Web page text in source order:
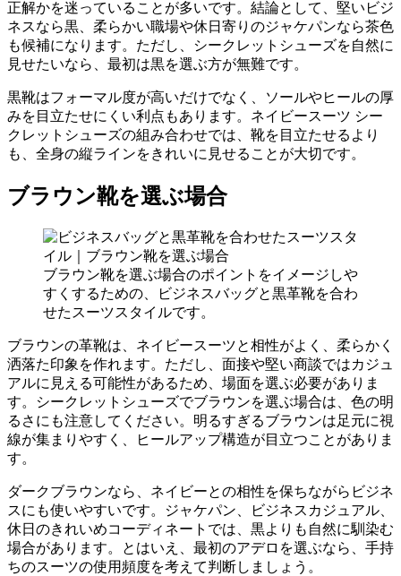
正解かを迷っていることが多いです。結論として、堅いビジ
ネスなら黒、柔らかい職場や休日寄りのジャケパンなら茶色
も候補になります。ただし、シークレットシューズを自然に
見せたいなら、最初は黒を選ぶ方が無難です。
黒靴はフォーマル度が高いだけでなく、ソールやヒールの厚
みを目立たせにくい利点もあります。ネイビースーツ シー
クレットシューズの組み合わせでは、靴を目立たせるより
も、全身の縦ラインをきれいに見せることが大切です。
ブラウン靴を選ぶ場合
ブラウン靴を選ぶ場合のポイントをイメージしや
すくするための、ビジネスバッグと黒革靴を合わ
せたスーツスタイルです。
ブラウンの革靴は、ネイビースーツと相性がよく、柔らかく
洒落た印象を作れます。ただし、面接や堅い商談ではカジュ
アルに見える可能性があるため、場面を選ぶ必要がありま
す。シークレットシューズでブラウンを選ぶ場合は、色の明
るさにも注意してください。明るすぎるブラウンは足元に視
線が集まりやすく、ヒールアップ構造が目立つことがありま
す。
ダークブラウンなら、ネイビーとの相性を保ちながらビジネ
スにも使いやすいです。ジャケパン、ビジネスカジュアル、
休日のきれいめコーディネートでは、黒よりも自然に馴染む
場合があります。とはいえ、最初のアデロを選ぶなら、手持
ちのスーツの使用頻度を考えて判断しましょう。